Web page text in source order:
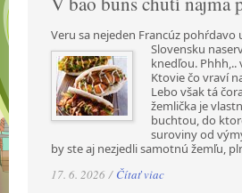
Veru sa nejeden Francúz pohŕdavo
Slovensku
knedľou. Phhh,..
Ktovie čo vraví
Lebo však tá
žemlička je
buchtou, do
suroviny od
by ste aj nezjedli samotnú žemľu,
17. 6. 2026 / Čítať viac